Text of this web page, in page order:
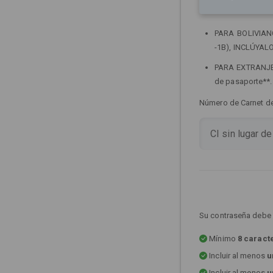
PARA
-1B),
PARA
de pasaporte**.
Número de Carnet
Su contraseña
Mínimo 8
Incluir al menos